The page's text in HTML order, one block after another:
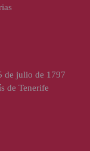
de julio de 1797
de Tenerife